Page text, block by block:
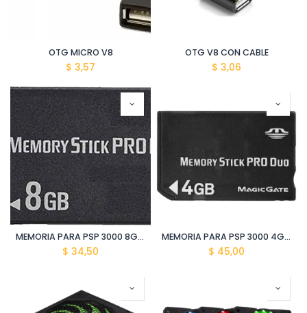
OTG MICRO V8
$ 3,57
OTG V8 CON CABLE
$ 3,06
MEMORIA PARA PSP 3000 8GB CON 7 JUEGOS
$ 34,50
MEMORIA PARA PSP 3000 4GB CON 4 JUEGOS
$ 45,00